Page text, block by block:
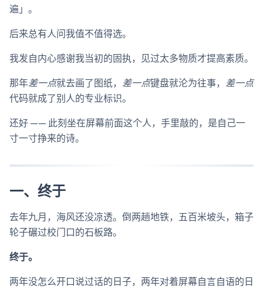
遍」。
后来总有人问我值不值得选。
我发自内心感谢我当初的固执，见过太多物质才提高素质。
那年差一点就去画了图纸， 差一点键盘就沦为往事， 差一点
代码就成了别人的专业标识。
还好 —— 此刻坐在屏幕前面这个人，手里敲的，是自己一
寸一寸挣来的诗。
一、终于
去年九月，海风还没凉透。倒两趟地铁，五百米坡头，箱子
轮子碾过校门口的石板路。
终于。
两年没怎么开口说过话的日子，两年对着屏幕自言自语的日